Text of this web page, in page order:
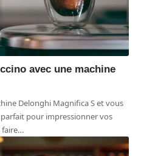
avec une machine
Delonghi Magnifica S et vous
pour impressionner vos
…